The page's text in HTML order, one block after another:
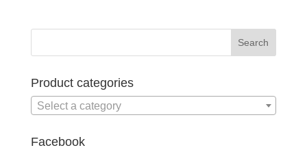
฿7,533.00.฿5,344.00.
Product categories
Select a category
Facebook